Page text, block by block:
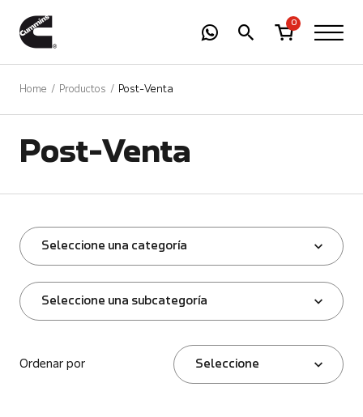
0
Home Productos Post-Venta
Post-Venta
Seleccione una categoría
Seleccione una subcategoría
Ordenar por Seleccione